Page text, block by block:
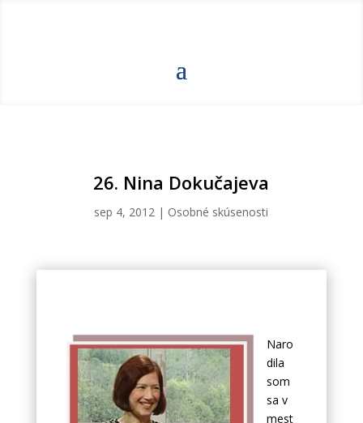
26. Nina Dokučajeva
sep 4, 2012 | Osobné skúsenosti
Naro
dila
som
sa v
mest